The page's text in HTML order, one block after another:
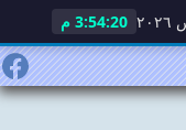
3:54:21 م